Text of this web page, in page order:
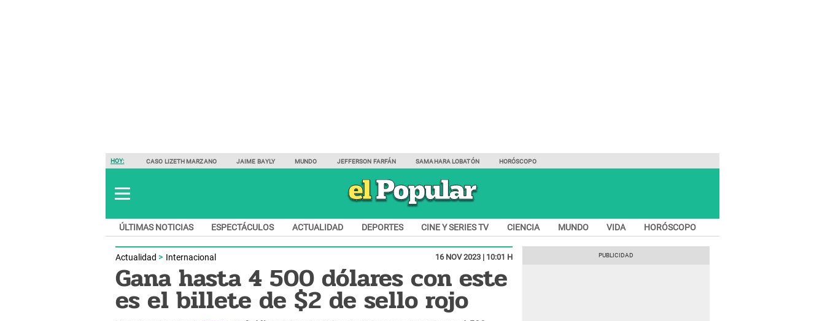
HOY: CASO LIZETH MARZANO JAIME BAYLY MUNDO JEFFERSON FARFÁN SAMAHARA LOBATÓN HORÓSCOPO
ÚLTIMAS NOTICIAS ESPECTÁCULOS ACTUALIDAD DEPORTES CINE Y SERIES TV CIENCIA MUNDO VIDA HORÓSCOPO
Actualidad Internacional 16 NOV 2023 | 10:01 H
Gana hasta 4 500 dólares con este
es el billete de $2 de sello rojo